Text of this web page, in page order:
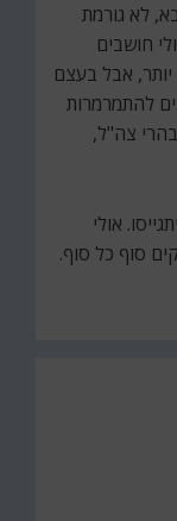
לא גורמת
חושבים
יותר, אבל בעצם
להתמרמרות
צה"ל,
שלכם, ובסוף 90% לא יתגייסו. אולי
סוף כל סוף.